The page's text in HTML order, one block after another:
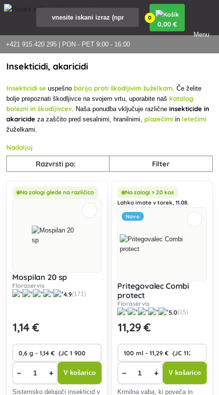
+421 915 420 295 | PON - PET 9:00 - 16:00
0
0,00 €
Menu
Insekticidi, akaricidi
Insekticidi se uspešnoborijo proti škodljivim žuželkam. Če želite
bolje prepoznati škodljivce na svojem vrtu, uporabite naš katalog
bolezni in škodljivcev. Naša ponudba vključuje različneinsekticide in
akaricide za zaščito pred sesalnimi, hranilnimi,plazečimi in letečimi
žuželkami.
Nadaljuj
Razvrsti po: Filter
Na zalogi glede na različico
Mospilan 20 sp
Floraservis
4.9(171)
1,14 €
− + V košarico
Sistemsko delujoči insekticid v
Na zalogi > 20 kos
Lahko imate v torek, 11.08.
Novo
Pritegovalec Combi
protect
Floraservis
5.0(15)
11,29 €
− + V košarico
Krmilna vaba, ki poveča in